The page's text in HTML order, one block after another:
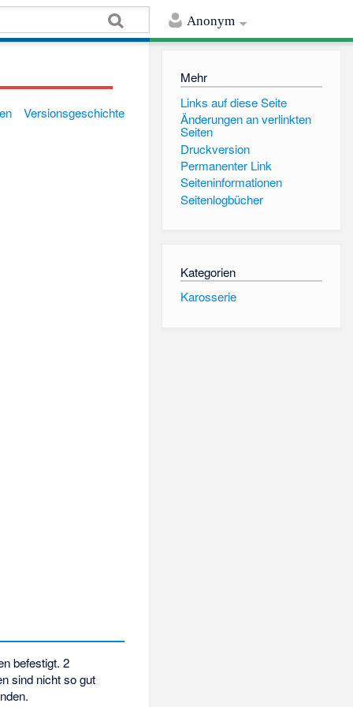
Anonym
Mehr
Links auf diese Seite
Änderungen an verlinkten
Seiten
Druckversion
Permanenter Link
Seiten­informationen
Seitenlogbücher
Kategorien
Karosserie
Versionsgeschichte
befestigt. 2
sind nicht so gut